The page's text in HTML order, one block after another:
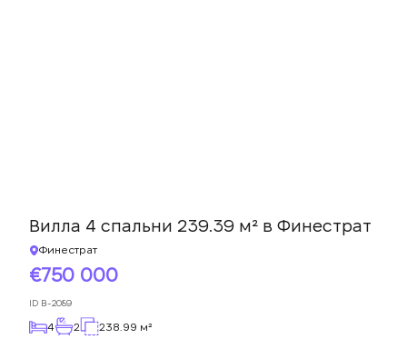
Вилла 4 спальни 239.39 м² в Финестрат
Финестрат
750 000
ID B-2089
4 2 238.99 м²